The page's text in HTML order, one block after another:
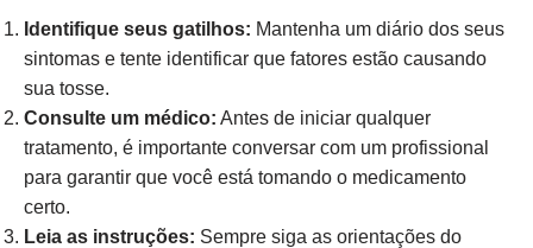
Identifique seus gatilhos: Mantenha um diário dos seus
sintomas e tente identificar que fatores estão causando
sua tosse.
Consulte um médico: Antes de iniciar qualquer
tratamento, é importante conversar com um profissional
para garantir que você está tomando o medicamento
certo.
Leia as instruções: Sempre siga as orientações do